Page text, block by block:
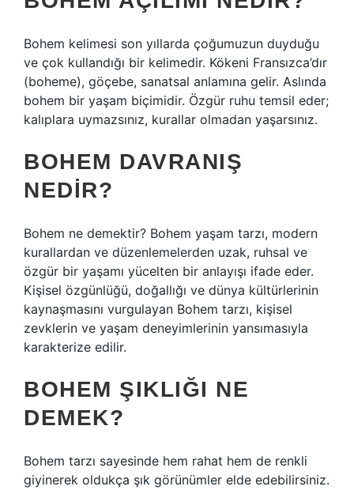
Bohem kelimesi son yıllarda çoğumuzun duyduğu
ve çok kullandığı bir kelimedir. Kökeni Fransızca’dır
(boheme), göçebe, sanatsal anlamına gelir. Aslında
bohem bir yaşam biçimidir. Özgür ruhu temsil eder;
kalıplara uymazsınız, kurallar olmadan yaşarsınız.
BOHEM DAVRANIŞ
NEDIR?
Bohem ne demektir? Bohem yaşam tarzı, modern
kurallardan ve düzenlemelerden uzak, ruhsal ve
özgür bir yaşamı yücelten bir anlayışı ifade eder.
Kişisel özgünlüğü, doğallığı ve dünya kültürlerinin
kaynaşmasını vurgulayan Bohem tarzı, kişisel
zevklerin ve yaşam deneyimlerinin yansımasıyla
karakterize edilir.
BOHEM ŞIKLIĞI NE
DEMEK?
Bohem tarzı sayesinde hem rahat hem de renkli
giyinerek oldukça şık görünümler elde edebilirsiniz.